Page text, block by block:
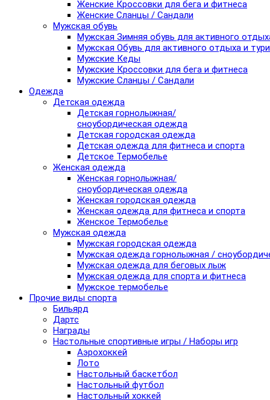
Женские Кроссовки для бега и фитнеса
Женские Сланцы / Сандали
Мужская обувь
Мужская Зимняя обувь для активного
Мужская Обувь для активного отдыха и
Мужские Кеды
Мужские Кроссовки для бега и фитнеса
Мужские Сланцы / Сандали
Одежда
Детская одежда
Детская горнолыжная/
сноубордическая одежда
Детская городская одежда
Детская одежда для фитнеса и спорта
Детское Термобелье
Женская одежда
Женская горнолыжная/
сноубордическая одежда
Женская городская одежда
Женская одежда для фитнеса и спорта
Женское Термобелье
Мужская одежда
Мужская городская одежда
Мужская одежда горнолыжная /
Мужская одежда для беговых лыж
Мужская одежда для спорта и фитнеса
Мужское термобелье
Прочие виды спорта
Бильярд
Дартс
Награды
Настольные спортивные игры / Наборы игр
Аэрохоккей
Лото
Настольный баскетбол
Настольный футбол
Настольный хоккей